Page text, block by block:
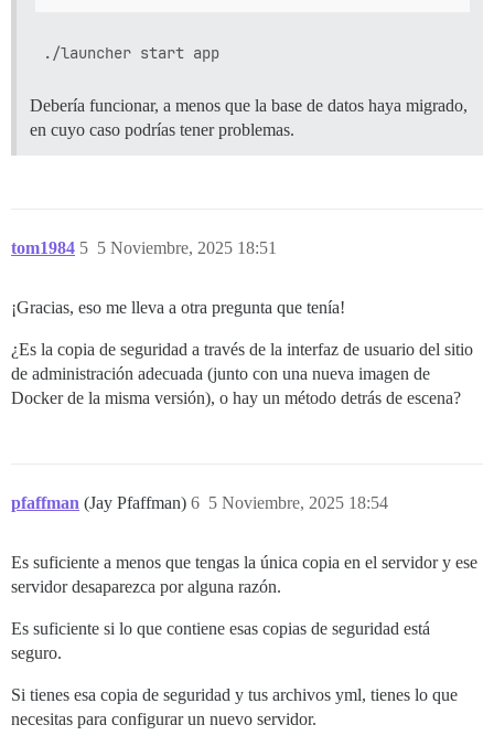
Debería funcionar, a menos que la base de datos haya migrado,
en cuyo caso podrías tener problemas.
tom1984 5 Noviembre, 2025 18:51
5
¡Gracias, eso me lleva a otra pregunta que tenía!
¿Es la copia de seguridad a través de la interfaz de usuario del sitio
de administración adecuada (junto con una nueva imagen de
Docker de la misma versión), o hay un método detrás de escena?
pfaffman (Jay Pfaffman) 5 Noviembre, 2025 18:54
6
Es suficiente a menos que tengas la única copia en el servidor y ese
servidor desaparezca por alguna razón.
Es suficiente si lo que contiene esas copias de seguridad está
seguro.
Si tienes esa copia de seguridad y tus archivos yml, tienes lo que
necesitas para configurar un nuevo servidor.